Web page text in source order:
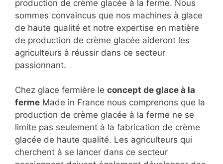
production de crème glacée à la ferme. Nous
sommes convaincus que nos machines à glace
de haute qualité et notre expertise en matière
de production de crème glacée aideront les
agriculteurs à réussir dans ce secteur
passionnant.
Chez glace fermière le concept de glace à la
ferme Made in France nous comprenons que la
production de crème glacée à la ferme ne se
limite pas seulement à la fabrication de crème
glacée de haute qualité. Les agriculteurs qui
cherchent à se lancer dans ce secteur